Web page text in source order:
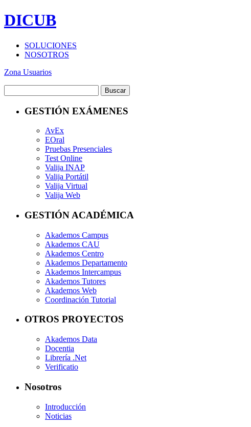
DICUB
SOLUCIONES
NOSOTROS
Zona Usuarios
GESTIÓN EXÁMENES
AvEx
EOral
Pruebas Presenciales
Test Online
Valija INAP
Valija Portátil
Valija Virtual
Valija Web
GESTIÓN ACADÉMICA
Akademos Campus
Akademos CAU
Akademos Centro
Akademos Departamento
Akademos Intercampus
Akademos Tutores
Akademos Web
Coordinación Tutorial
OTROS PROYECTOS
Akademos Data
Docentia
Librería .Net
Verificatio
Nosotros
Introducción
Noticias